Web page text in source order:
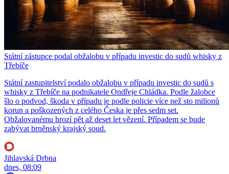
Státní zástupce podal obžalobu v případu investic do sudů whisky z
Třebíče
Státní zastupitelství podalo obžalobu v případu investic do sudů s
whisky z Třebíče na podnikatele Ondřeje Chládka. Podle žalobce
šlo o podvod, škoda v případu je podle policie více než sto milionů
korun a poškozených z celého Česka je přes sedm set.
Obžalovanému hrozí pět až deset let vězení. Případem se bude
zabývat brněnský krajský soud.
Jihlavská Drbna
dnes, 08:09